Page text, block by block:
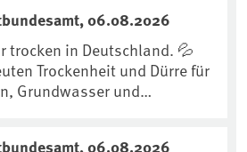
episode/urn
06.08.2026
trocken in Deutschland. 💦
Trockenheit und Dürre für
Grundwasser und
06.08.2026